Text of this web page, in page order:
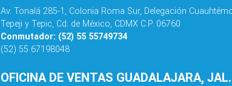
Av. Tonalá 285-1, Colonia Roma Sur, Delegación
Tepeji y Tepic, Cd. de México, CDMX C.P. 06760
Conmutador: (52) 55 55749734
(52) 55 67198048
OFICINA DE VENTAS GUADALAJARA, JAL.